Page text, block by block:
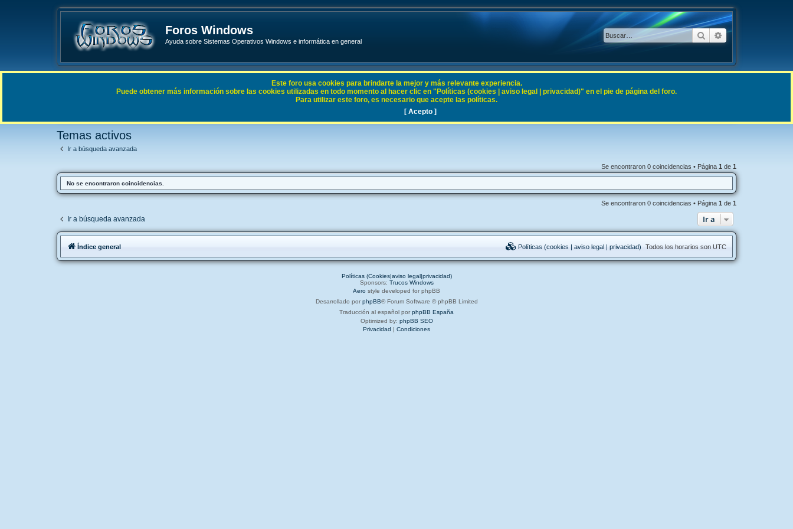
Foros Windows
Ayuda sobre Sistemas Operativos Windows e informática en general
BuscarBúsqueda
Enlaces rápidos FAQ
Temas activos
Ir a búsqueda avanzada
Se encontraron 0 coincidencias • Página 1 de 1
No se encontraron coincidencias.
Se encontraron 0 coincidencias • Página 1 de 1
Ir a búsqueda avanzada Ir a
Este foro usa cookies para brindarte la mejor y más relevante experiencia.
Puede obtener más información sobre las cookies utilizadas en todo momento al hacer clic en "Políticas (cookies | aviso legal | privacidad)" en el pie de página del foro.
Para utilizar este foro, es necesario que acepte las políticas.
[ Acepto ]
Índice general Todos los horarios son UTC
Políticas (cookies | aviso legal | privacidad)
Políticas (Cookies|aviso legal|privacidad)
Sponsors: Trucos Windows
Aero style developed for phpBB
Desarrollado por phpBB® Forum Software © phpBB Limited
Traducción al español por phpBB España
Optimized by: phpBB SEO
Privacidad | Condiciones